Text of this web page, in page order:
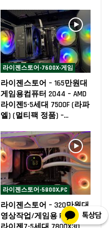
라이젠스토어-7600X-게임
라이젠스토어 – 165만원대
게임용컴퓨터 2044 – AMD
라이젠5-5세대 7500F (라파
엘) (멀티팩 정품) –…
라이젠스토어-5800X,PC
라이젠스토어 – 320만원대
영상작업/게임용 PC – AMD